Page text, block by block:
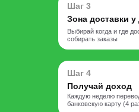
Шаг 3
Зона доставки
Выбирай когда и где
собирать заказы
Шаг 4
Получай доход
Каждую неделю
банковскую карту (4